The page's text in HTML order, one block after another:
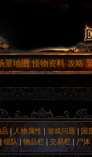
景地图 怪物资料 攻略
|人物属性 游戏问题| 国
| 组队 物品栏 交易栏 尸体